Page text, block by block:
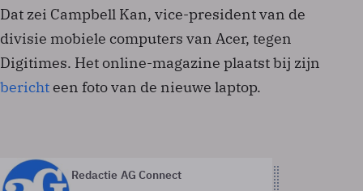
Dat zei Campbell Kan, vice-president van de
divisie mobiele computers van Acer, tegen
Digitimes. Het online-magazine plaatst bij zijn
berichteen foto van de nieuwe laptop.
Redactie AG Connect